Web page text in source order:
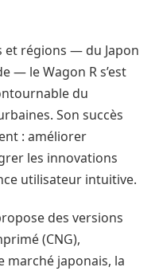
et régions — du Japon
— le Wagon R s’est
du
Son succès
: améliorer
les innovations
utilisateur intuitive.
des versions
(CNG),
marché japonais, la